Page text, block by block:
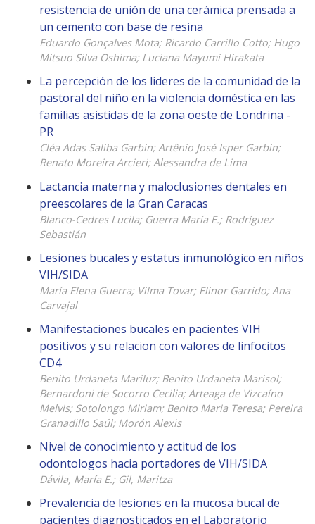
resistencia de unión de una cerámica prensada a
un cemento con base de resina
Eduardo Gonçalves Mota; Ricardo Carrillo Cotto; Hugo
Mitsuo Silva Oshima; Luciana Mayumi Hirakata
La percepción de los líderes de la comunidad de la
pastoral del niño en la violencia doméstica en las
familias asistidas de la zona oeste de Londrina -
PR
Cléa Adas Saliba Garbin; Artênio José Isper Garbin;
Renato Moreira Arcieri; Alessandra de Lima
Lactancia materna y maloclusiones dentales en
preescolares de la Gran Caracas
Blanco-Cedres Lucila; Guerra María E.; Rodríguez
Sebastián
Lesiones bucales y estatus inmunológico en niños
VIH/SIDA
María Elena Guerra; Vilma Tovar; Elinor Garrido; Ana
Carvajal
Manifestaciones bucales en pacientes VIH
positivos y su relacion con valores de linfocitos
CD4
Benito Urdaneta Mariluz; Benito Urdaneta Marisol;
Bernardoni de Socorro Cecilia; Arteaga de Vizcaíno
Melvis; Sotolongo Miriam; Benito Maria Teresa; Pereira
Granadillo Saúl; Morón Alexis
Nivel de conocimiento y actitud de los
odontologos hacia portadores de VIH/SIDA
Dávila, María E.; Gil, Maritza
Prevalencia de lesiones en la mucosa bucal de
pacientes diagnosticados en el Laboratorio